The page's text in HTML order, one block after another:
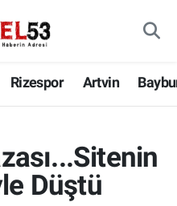
Rizespor Artvin
Düştü